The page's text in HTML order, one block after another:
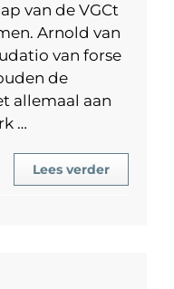
van de VGCt
Arnold van
van forse
de
allemaal aan
…
Lees verder